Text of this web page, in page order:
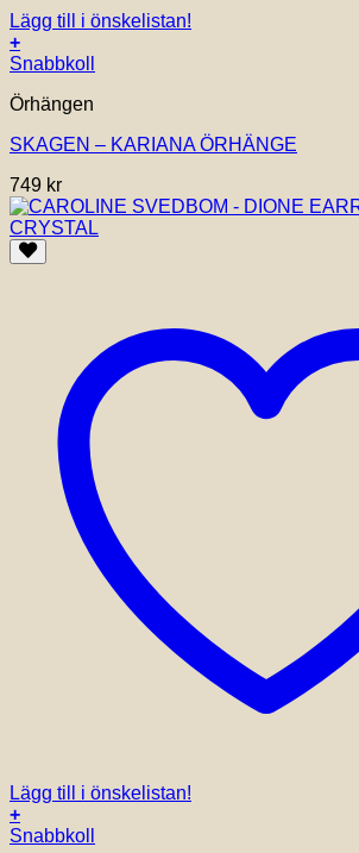
Lägg till i önskelistan!
+
Snabbkoll
Örhängen
SKAGEN – KARIANA ÖRHÄNGE
749 kr
Lägg till i önskelistan!
+
Snabbkoll